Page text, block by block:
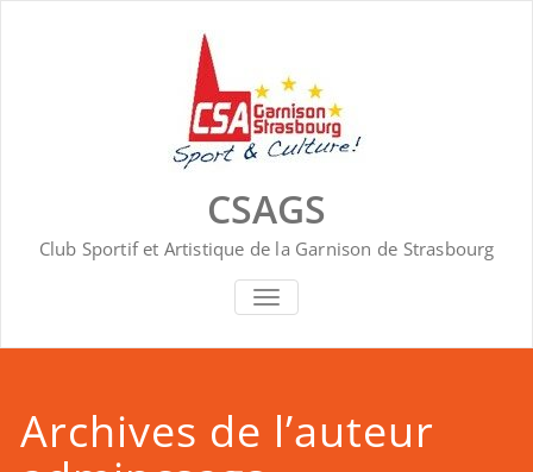
CSAGS
Club Sportif et Artistique de la Garnison de Strasbourg
AFFICHER/MASQUER
LA
Archives de l’auteur